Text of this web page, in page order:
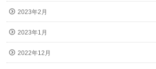
2023年2月
2023年1月
2022年12月